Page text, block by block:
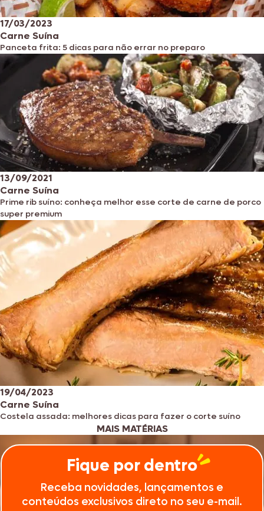
17/03/2023
Carne Suína
Panceta frita: 5 dicas para não errar no preparo
13/09/2021
Carne Suína
Prime rib suíno: conheça melhor esse corte de carne de porco
super premium
19/04/2023
Carne Suína
Costela assada: melhores dicas para fazer o corte suíno
MAIS MATÉRIAS
Fique por dentro
Receba novidades, lançamentos e
conteúdos exclusivos direto no seu e-mail.